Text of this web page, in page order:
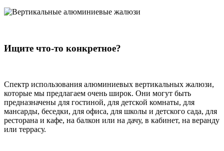
Ищите что-то конкретное?
Спектр использования алюминиевых вертикальных жалюзи,
которые мы предлагаем очень широк. Они могут быть
предназначены для гостиной, для детской комнаты, для
мансарды, беседки, для офиса, для школы и детского сада, для
ресторана и кафе, на балкон или на дачу, в кабинет, на веранду
или террасу.